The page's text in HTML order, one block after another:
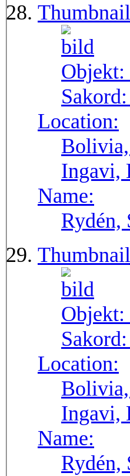
Thumbnail
Objekt:
Sakord:
Location:
Ingavi,
Name:
Rydén,
Thumbnail
Objekt:
Sakord:
Location:
Ingavi,
Name:
Rydén,